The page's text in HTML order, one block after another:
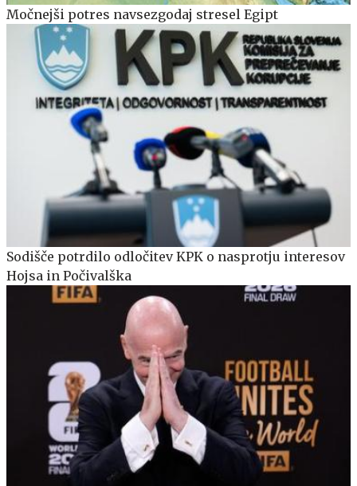
Močnejši potres navsezgodaj stresel Egipt
Sodišče potrdilo odločitev KPK o nasprotju interesov
Hojsa in Počivalška